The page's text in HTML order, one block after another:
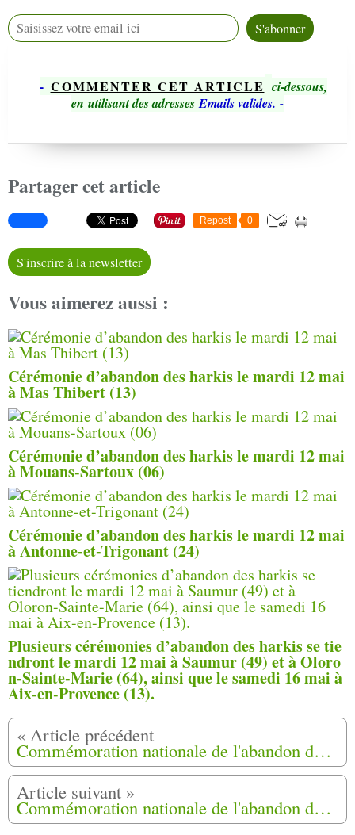
- COMMENTER CET ARTICLE ci-dessous,
en utilisant des adressesEmails valides. -
Partager cet article
Repost 0
S'inscrire à la newsletter
Vous aimerez aussi :
Cérémonie d’abandon des harkis le mardi 12 mai
à Mas Thibert (13)
Cérémonie d’abandon des harkis le mardi 12 mai
à Mouans-Sartoux (06)
Cérémonie d’abandon des harkis le mardi 12 mai
à Antonne-et-Trigonant (24)
Plusieurs cérémonies d’abandon des harkis se tie
ndront le mardi 12 mai à Saumur (49) et à Oloro
n-Sainte-Marie (64), ainsi que le samedi 16 mai à
Aix-en-Provence (13).
Commémoration nationale de l'abandon des Harkis à La Cavalerie (12)
Commémoration nationale de l'abandon des Harkis à Montpellier (34) et Paris (75)